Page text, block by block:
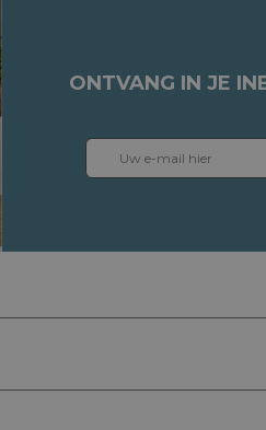
ONTVANG IN JE